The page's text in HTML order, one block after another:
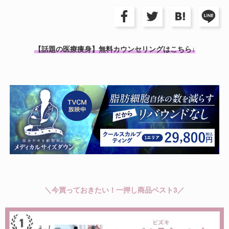
【話題の医療痩身】無料カウンセリングはこちら↓
＼今買っておきたい！一押し商品ベスト3／